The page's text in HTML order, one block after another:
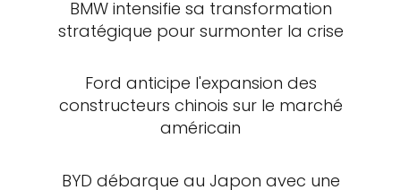
BMW intensifie sa transformation
stratégique pour surmonter la crise
Ford anticipe l'expansion des
constructeurs chinois sur le marché
américain
BYD débarque au Japon avec une